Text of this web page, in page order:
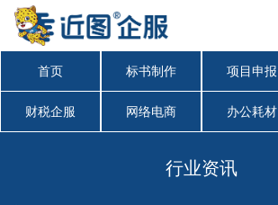
首页 标书制作 项目申报
财税企服 网络电商 办公耗材
行业资讯